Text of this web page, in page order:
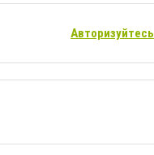
Авторизуйтесь